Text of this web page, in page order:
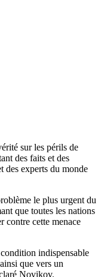
sur les périls de
des faits et des
des experts du monde
le plus urgent du
que toutes les nations
contre cette menace
indispensable
que vers un
Novikov.